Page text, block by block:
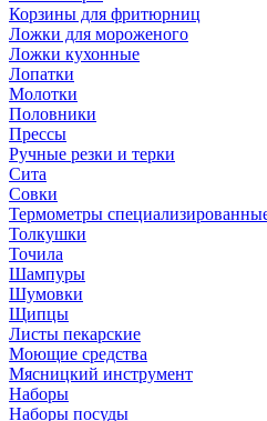
Корзины для фритюрниц
Ложки для мороженого
Ложки кухонные
Лопатки
Молотки
Половники
Прессы
Ручные резки и терки
Сита
Совки
Термометры
Толкушки
Точила
Шампуры
Шумовки
Щипцы
Листы пекарские
Моющие средства
Мясницкий инструмент
Наборы
Наборы посуды